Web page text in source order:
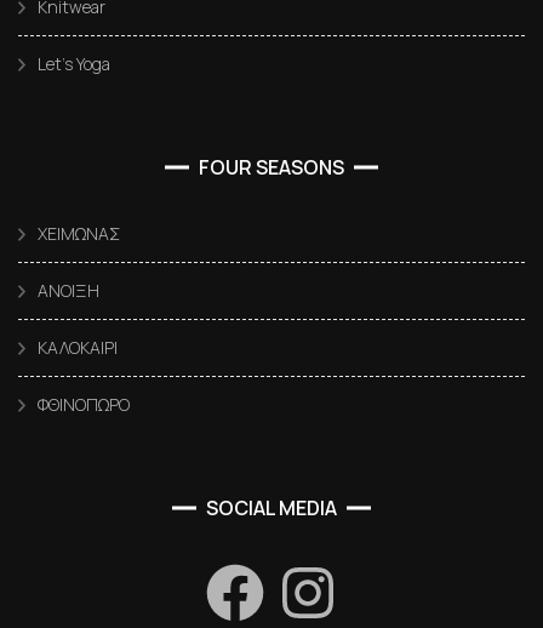
Knitwear
Let’s Yoga
FOUR SEASONS
ΧΕΙΜΩΝΑΣ
ΑΝΟΙΞΗ
ΚΑΛΟΚΑΙΡΙ
ΦΘΙΝΟΠΩΡΟ
SOCIAL MEDIA